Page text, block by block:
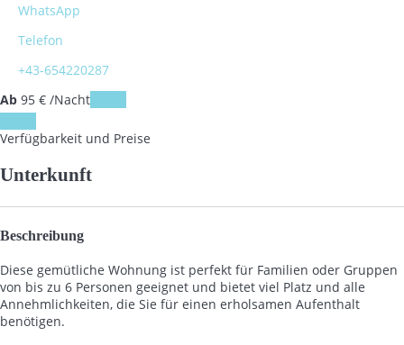
WhatsApp
Telefon
+43-654220287
Ab 95 € /Nacht
Verfügbarkeit und Preise
Unterkunft
Beschreibung
Diese gemütliche Wohnung ist perfekt für Familien oder Gruppen
von bis zu 6 Personen geeignet und bietet viel Platz und alle
Annehmlichkeiten, die Sie für einen erholsamen Aufenthalt
benötigen.